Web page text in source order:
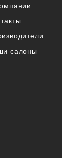
салоны